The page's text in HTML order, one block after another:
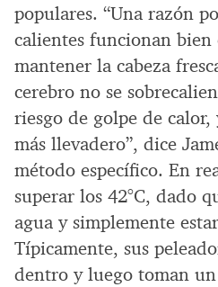
populares. “Una razón
calientes funcionan
mantener la cabeza
cerebro no se
riesgo de golpe de
más llevadero”, dice
método específico. En
superar los 42°C, dado
agua y simplemente
Típicamente, sus
dentro y luego toman un